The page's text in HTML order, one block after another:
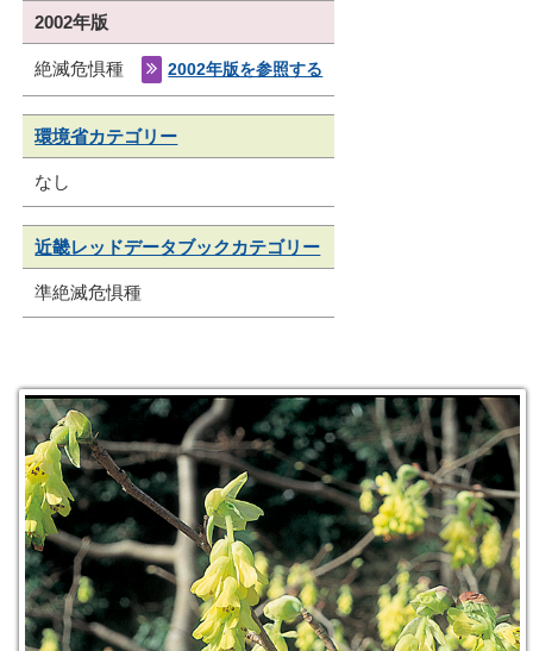
2002年版
絶滅危惧種 2002年版を参照する
環境省カテゴリー
なし
近畿レッドデータブックカテゴリー
準絶滅危惧種